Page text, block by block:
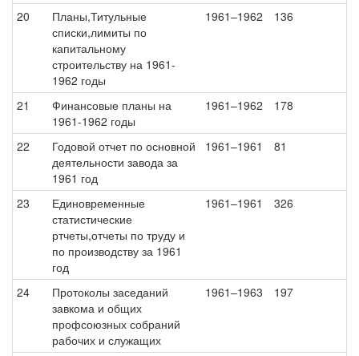
20
Планы,Титульные
списки,лимиты по
капитальному
строительству на 1961-
1962 годы
1961–1962 136
21
Финансовые планы на
1961-1962 годы
1961–1962 178
22
Годовой отчет по основной
деятельности завода за
1961 год
1961–1961 81
23
Единовременные
статистические
ртчеты,отчеты по труду и
по производству за 1961
год
1961–1961 326
24
Протоколы заседаний
завкома и общих
профсоюзных собраний
рабочих и служащих
1961–1963 197